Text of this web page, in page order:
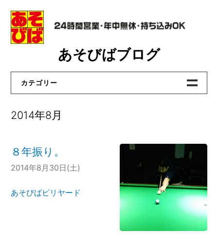
content
あそびばブログ
カテゴリー
あそびば真野店
あそびば大和高田店
おたからや洛西店
2014年8月
８年振り。
2014年8月30日(土)
あそびばビリヤード